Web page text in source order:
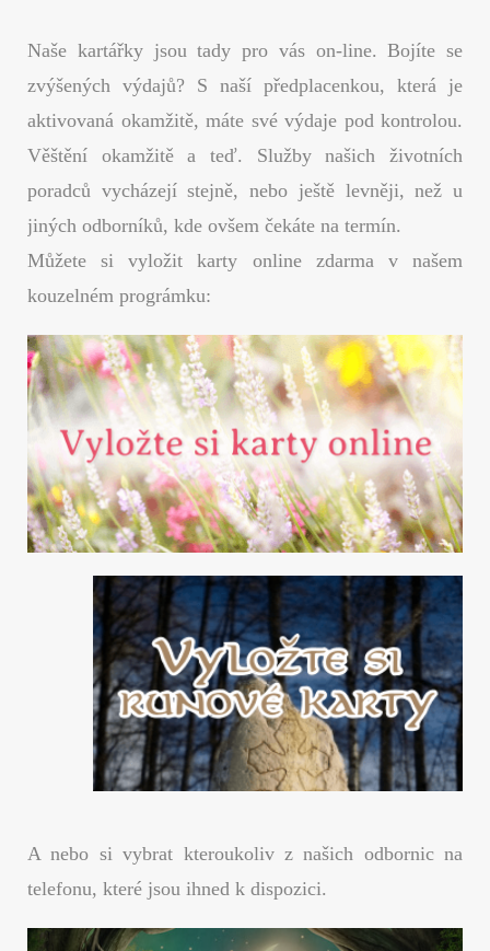
Naše kartářky jsou tady pro vás on-line. Bojíte se
zvýšených výdajů? S naší předplacenkou, která je
aktivovaná okamžitě, máte své výdaje pod kontrolou.
Věštění okamžitě a teď. Služby našich životních
poradců vycházejí stejně, nebo ještě levněji, než u
jiných odborníků, kde ovšem čekáte na termín.
Můžete si vyložit karty online zdarma v našem
kouzelném prográmku:
A nebo si vybrat kteroukoliv z našich odbornic na
telefonu, které jsou ihned k dispozici.